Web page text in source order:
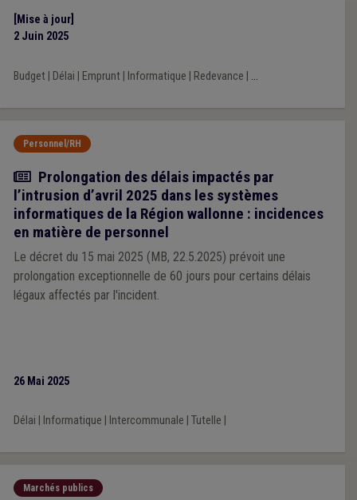
[Mise à jour]
2 Juin 2025
Budget| Délai Emprunt| Informatique Redevance ...
Personnel/RH
Actualité
Prolongation des délais impactés par
l’intrusion d’avril 2025 dans les systèmes
informatiques de la Région wallonne : incidences
en matière de personnel
Le décret du 15 mai 2025 (MB, 22.5.2025) prévoit une
prolongation exceptionnelle de 60 jours pour certains délais
légaux affectés par l'incident.
26 Mai 2025
Délai Informatique Intercommunale Tutelle
Marchés publics